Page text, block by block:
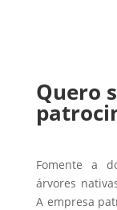
Quero
Fomente a
árvores
A empresa